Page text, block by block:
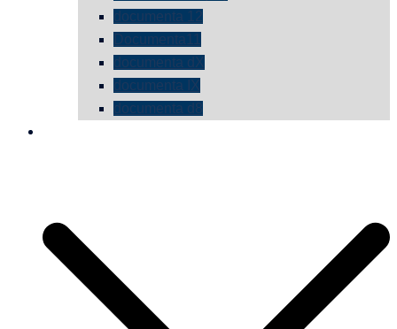
documenta 12
Documenta11
documenta dX
documenta IX
documenta d8